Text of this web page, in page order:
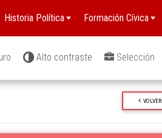
Historia Política Formación Cívica
Alto contraste Selección
VOLVER